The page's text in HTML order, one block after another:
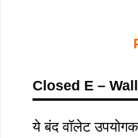
Closed E –
ये बंद वॉलेट